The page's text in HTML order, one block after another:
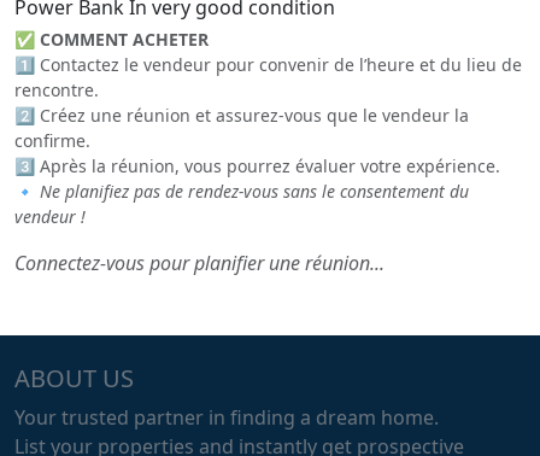
Power Bank In very good condition
✅ COMMENT ACHETER
1️⃣ Contactez le vendeur pour convenir de l’heure et du lieu de
rencontre.
2️⃣ Créez une réunion et assurez-vous que le vendeur la
confirme.
3️⃣ Après la réunion, vous pourrez évaluer votre expérience.
🔹 Ne planifiez pas de rendez-vous sans le consentement du
vendeur !
Connectez-vous pour planifier une réunion...
ABOUT US
Your trusted partner in finding a dream home.
List your properties and instantly get prospective